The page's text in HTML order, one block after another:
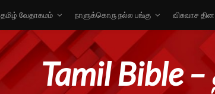
தமிழ் வேதாகமம் நாளுக்கொரு நல்ல பங்கு விசுவாச
Tamil Bible